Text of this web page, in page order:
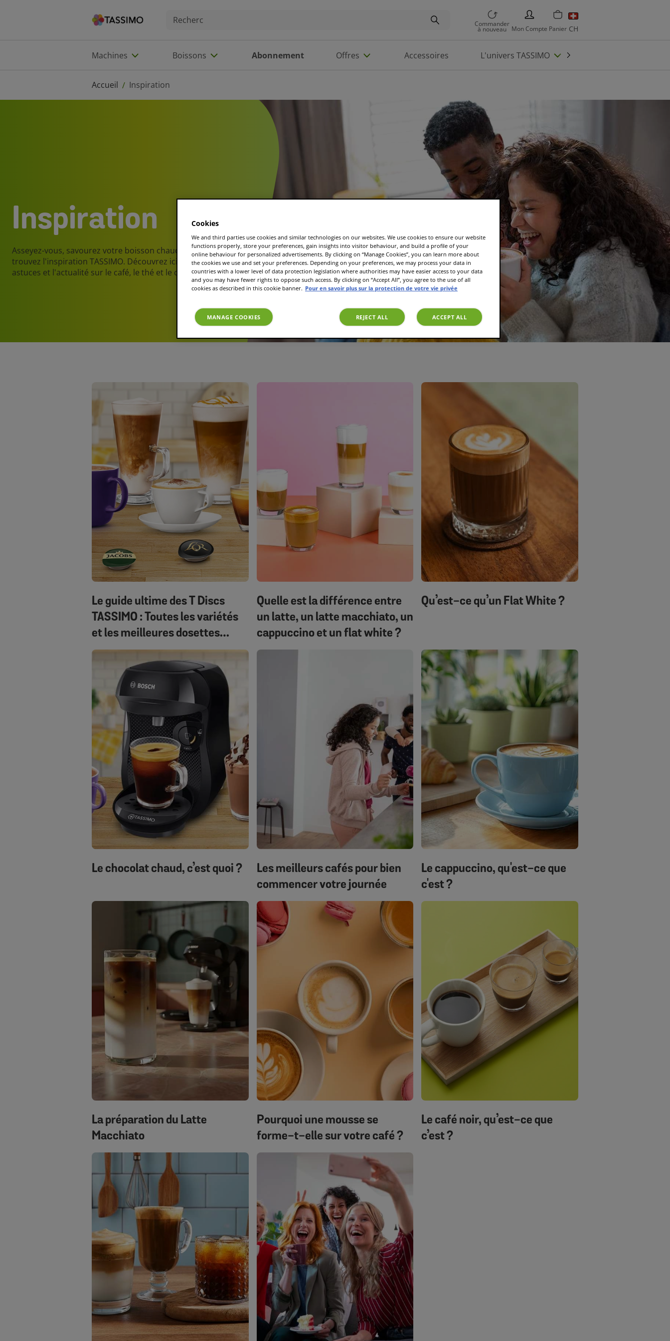
Commander
à nouveau
PERSON
Mon Compte Panier CH
Machines Boissons Abonnement Offres Accessoires L'univers TASSIMO
Accueil / Inspiration
Inspiration
Asseyez-vous, savourez votre boisson chaude préférée et
trouvez l'inspiration TASSIMO. Découvrez ici des conseils, des
astuces et l'actualité sur le café, le thé et le chocolat chaud.
Le guide ultime des T Discs
TASSIMO : Toutes les variétés
et les meilleures dosettes
TASSIMO
Quelle est la différence entre
un latte, un latte macchiato, un
cappuccino et un flat white ?
Qu’est-ce qu’un Flat White ?
Le chocolat chaud, c’est quoi ?
Les meilleurs cafés pour bien
commencer votre journée
Le cappuccino, qu'est-ce que
c'est ?
La préparation du Latte
Macchiato
Pourquoi une mousse se
forme-t-elle sur votre café ?
Le café noir, qu’est-ce que
c’est ?
Cookies
We and third parties use cookies and similar technologies on our websites. We use cookies to ensure our website
functions properly, store your preferences, gain insights into visitor behaviour, and build a profile of your
online behaviour for personalized advertisements. By clicking on “Manage Cookies”, you can learn more about
the cookies we use and set your preferences. Depending on your preferences, we may process your data in
countries with a lower level of data protection legislation where authorities may have easier access to your data
and you may have fewer rights to oppose such access. By clicking on “Accept All”, you agree to the use of all
cookies as described in this cookie banner. Pour en savoir plus sur la protection de votre vie privée
MANAGE COOKIES REJECT ALL ACCEPT ALL